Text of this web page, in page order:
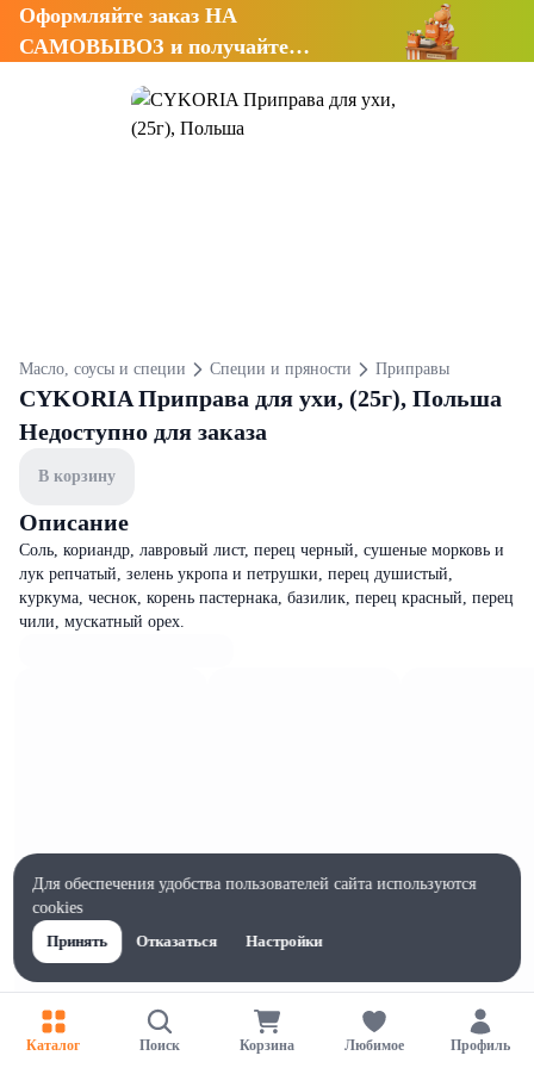
Оформляйте заказ НА
САМОВЫВОЗ и получайте
Масло, соусы и специи Специи и пряности Приправы
CYKORIA Приправа для ухи, (25г), Польша
Недоступно для заказа
В корзину
Описание
Соль, кориандр, лавровый лист, перец черный, сушеные морковь и
лук репчатый, зелень укропа и петрушки, перец душистый,
куркума, чеснок, корень пастернака, базилик, перец красный, перец
чили, мускатный орех.
Характеристики
Ширина, мм
Каталог Поиск Корзина Любимое Профиль
Для обеспечения удобства пользователей сайта используются
cookies
Принять
Отказаться Настройки